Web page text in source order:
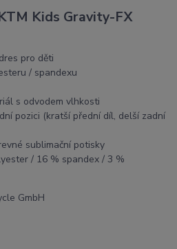
Kids Gravity-FX
pro děti
/ spandexu
s odvodem vlhkosti
pozici (kratší přední díl, delší zadní
sublimační potisky
/ 16 % spandex / 3 %
GmbH